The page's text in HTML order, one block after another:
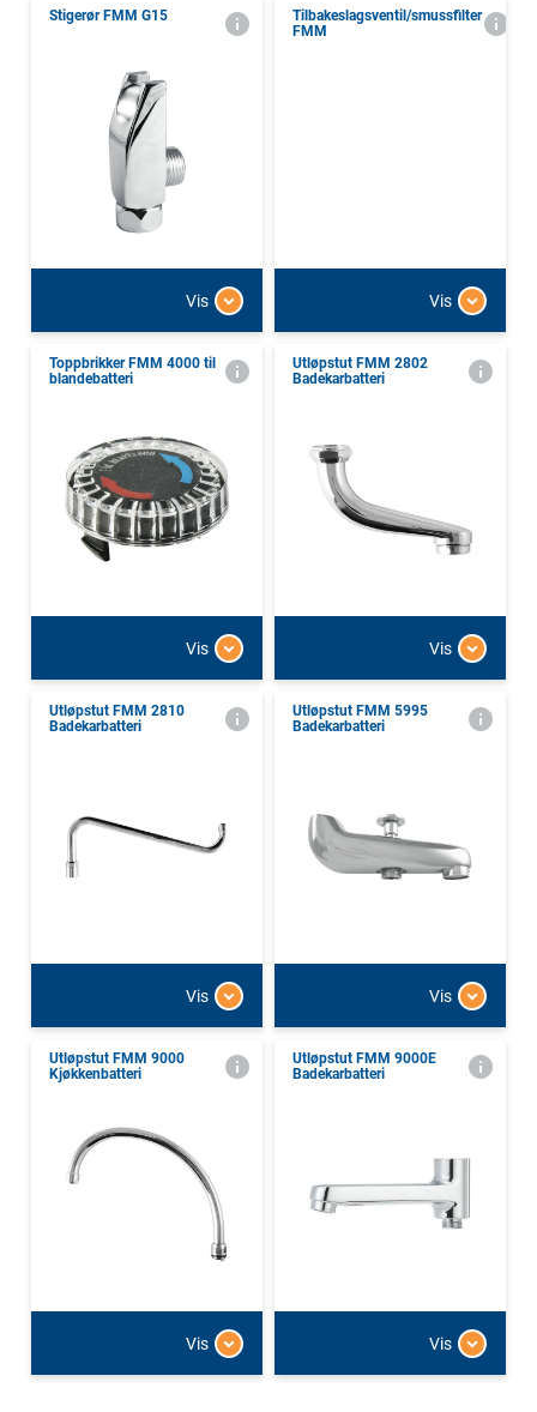
Stigerør FMM G15
Vis
Tilbakeslagsventil/smussfilter
FMM
Vis
Toppbrikker FMM 4000 til
blandebatteri
Vis
Utløpstut FMM 2802
Badekarbatteri
Vis
Utløpstut FMM 2810
Badekarbatteri
Vis
Utløpstut FMM 5995
Badekarbatteri
Vis
Utløpstut FMM 9000
Kjøkkenbatteri
Vis
Utløpstut FMM 9000E
Badekarbatteri
Vis